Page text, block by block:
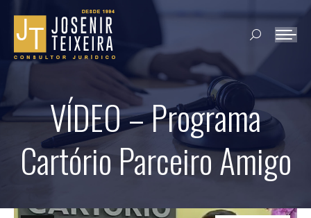
Search:
VÍDEO – Programa
Cartório Parceiro Amigo